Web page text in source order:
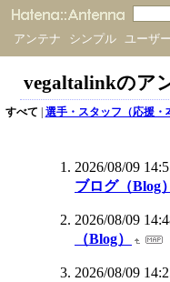
アンテナ シンプル ユーザ
vegaltalinkのア
すべて | 選手・スタッフ（応援・
2026/08/09
ブログ（Blog）
2026/08/09
（Blog）
2026/08/09